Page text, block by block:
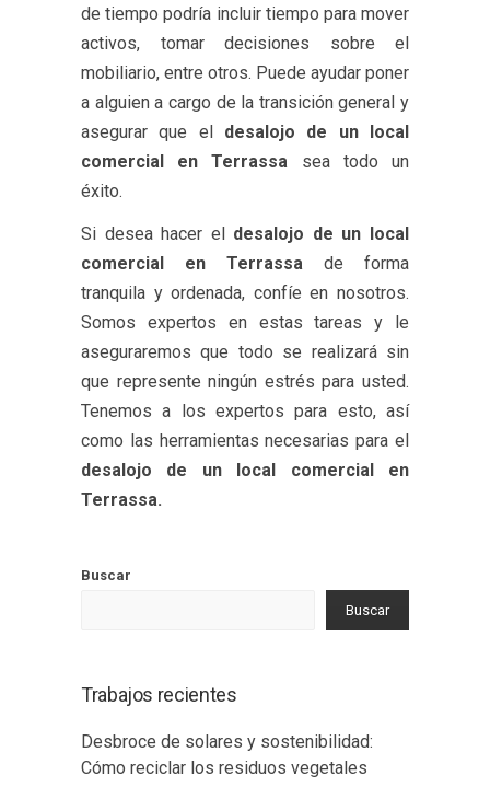
de tiempo podría incluir tiempo para mover
activos, tomar decisiones sobre el
mobiliario, entre otros. Puede ayudar poner
a alguien a cargo de la transición general y
asegurar que el desalojo de un local
comercial en Terrassa sea todo un
éxito.
Si desea hacer el desalojo de un local
comercial en Terrassa de forma
tranquila y ordenada, confíe en nosotros.
Somos expertos en estas tareas y le
aseguraremos que todo se realizará sin
que represente ningún estrés para usted.
Tenemos a los expertos para esto, así
como las herramientas necesarias para el
desalojo de un local comercial en
Terrassa.
Buscar
Buscar
Trabajos recientes
Desbroce de solares y sostenibilidad:
Cómo reciclar los residuos vegetales